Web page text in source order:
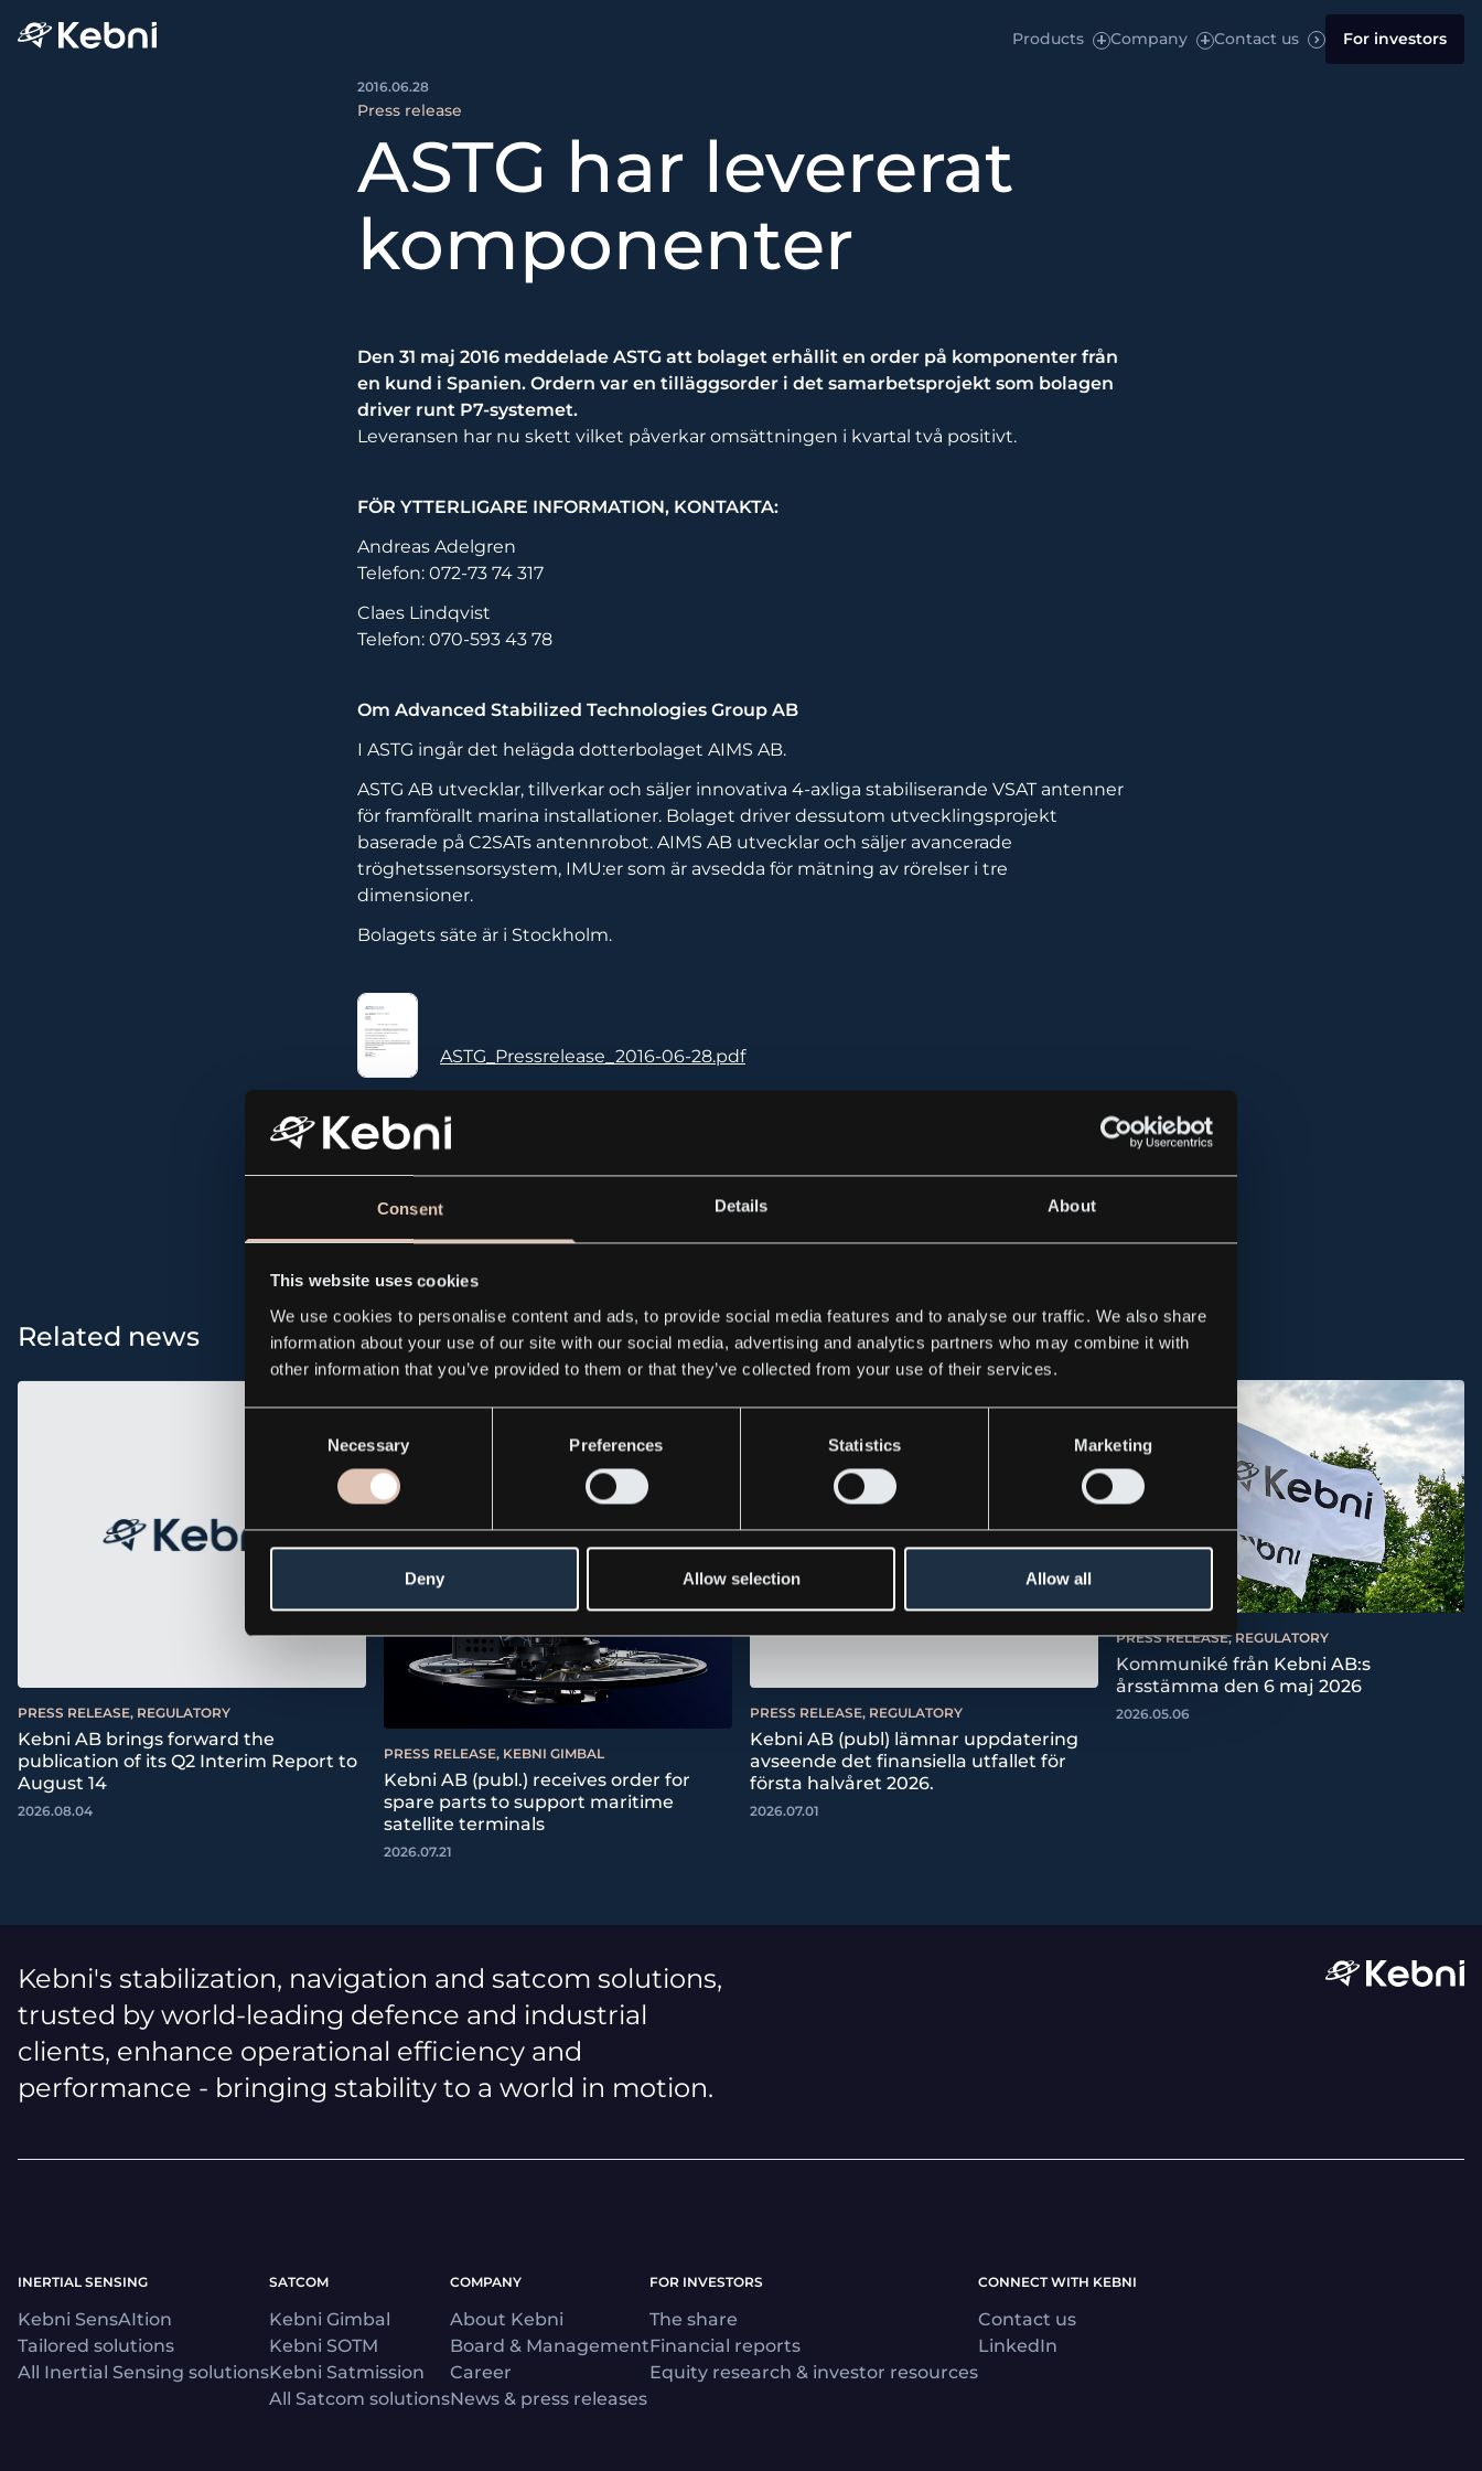
Consent Details About
This website uses cookies
We use cookies to personalise content and ads, to provide social media features and to analyse our traffic. We also share
information about your use of our site with our social media, advertising and analytics partners who may combine it with
other information that you’ve provided to them or that they’ve collected from your use of their services.
Necessary Preferences Statistics Marketing
Deny Allow selection Allow all
Products Company Contact us For investors
2016.06.28
Press release
ASTG har levererat
komponenter
Den 31 maj 2016 meddelade ASTG att bolaget erhållit en order på komponenter från
en kund i Spanien. Ordern var en tilläggsorder i det samarbetsprojekt som bolagen
driver runt P7-systemet.
Leveransen har nu skett vilket påverkar omsättningen i kvartal två positivt.
FÖR YTTERLIGARE INFORMATION, KONTAKTA:
Andreas Adelgren
Telefon: 072-73 74 317
Claes Lindqvist
Telefon: 070-593 43 78
Om Advanced Stabilized Technologies Group AB
I ASTG ingår det helägda dotterbolaget AIMS AB.
ASTG AB utvecklar, tillverkar och säljer innovativa 4-axliga stabiliserande VSAT antenner
för framförallt marina installationer. Bolaget driver dessutom utvecklingsprojekt
baserade på C2SATs antennrobot. AIMS AB utvecklar och säljer avancerade
tröghetssensorsystem, IMU:er som är avsedda för mätning av rörelser i tre
dimensioner.
Bolagets säte är i Stockholm.
ASTG_Pressrelease_2016-06-28.pdf
All news and press releases
Related news
PRESS RELEASE, REGULATORY
Kebni AB brings forward the
publication of its Q2 Interim Report to
August 14
2026.08.04
PRESS RELEASE, KEBNI GIMBAL
Kebni AB (publ.) receives order for
spare parts to support maritime
satellite terminals
2026.07.21
PRESS RELEASE, REGULATORY
Kebni AB (publ) lämnar uppdatering
avseende det finansiella utfallet för
första halvåret 2026.
2026.07.01
PRESS RELEASE, REGULATORY
Kommuniké från Kebni AB:s
årsstämma den 6 maj 2026
2026.05.06
Kebni's stabilization, navigation and satcom solutions,
trusted by world-leading defence and industrial
clients, enhance operational efficiency and
performance - bringing stability to a world in motion.
INERTIAL SENSING
Kebni SensAItion
Tailored solutions
All Inertial Sensing solutions
SATCOM
Kebni Gimbal
Kebni SOTM
Kebni Satmission
All Satcom solutions
COMPANY
About Kebni
Board & Management
Career
News & press releases
FOR INVESTORS
The share
Financial reports
Equity research & investor resources
CONNECT WITH KEBNI
Contact us
LinkedIn